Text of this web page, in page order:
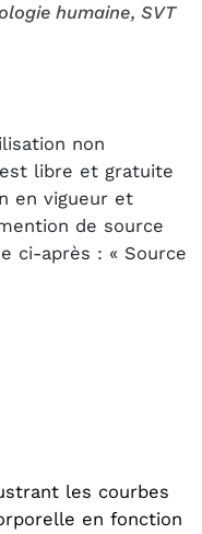
humaine, SVT
non
libre et gratuite
en vigueur et
de source
ci-après : « Source
les courbes
en fonction